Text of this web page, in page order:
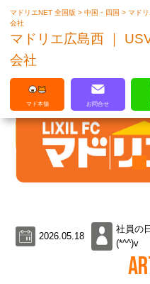
マドリエは
マドリエNET 全国版>中国・四国>マド
会社
マドリエ広島西 ｜
会社
マド本舗 お問合せ
2026.05.18
社員の
(*^^)v